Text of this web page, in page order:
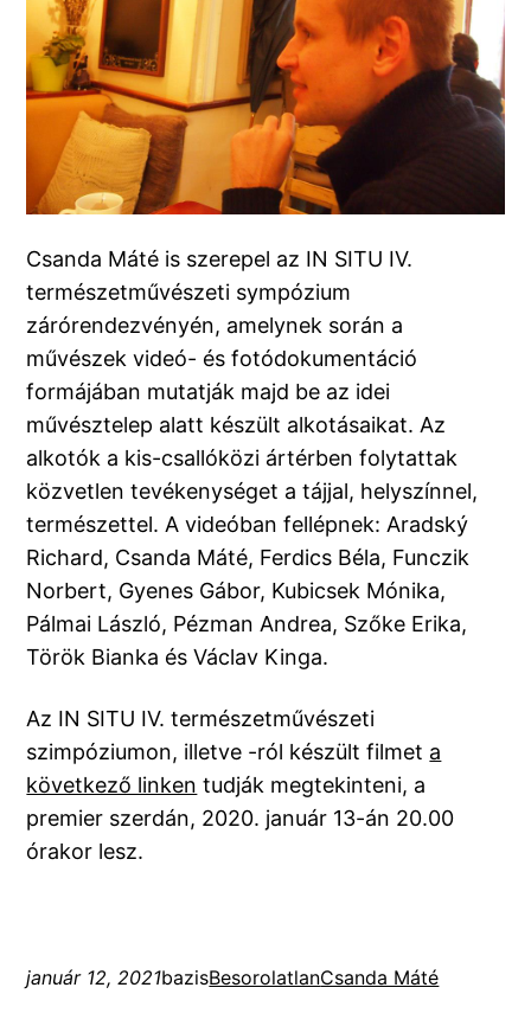
Csanda Máté is szerepel az IN SITU IV.
természetművészeti sympózium
zárórendezvényén, amelynek során a
művészek videó- és fotódokumentáció
formájában mutatják majd be az idei
művésztelep alatt készült alkotásaikat. Az
alkotók a kis-csallóközi ártérben folytattak
közvetlen tevékenységet a tájjal, helyszínnel,
természettel. A videóban fellépnek: Aradský
Richard, Csanda Máté, Ferdics Béla, Funczik
Norbert, Gyenes Gábor, Kubicsek Mónika,
Pálmai László, Pézman Andrea, Szőke Erika,
Török Bianka és Václav Kinga.
Az IN SITU IV. természetművészeti
szimpóziumon, illetve -ról készült filmet a
következő linken tudják megtekinteni, a
premier szerdán, 2020. január 13-án 20.00
órakor lesz.
január 12, 2021bazisBesorolatlanCsanda Máté